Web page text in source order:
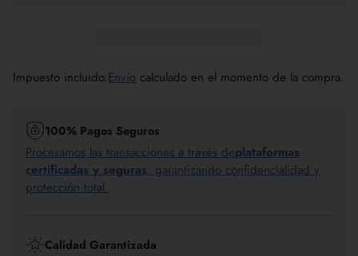
Impuesto incluido.Envío calculado en el momento de la compra.
100% Pagos Seguros
Procesamos las transacciones a través deplataformas
certificadas y seguras, garantizando confidencialidad y
protección total.
Calidad Garantizada